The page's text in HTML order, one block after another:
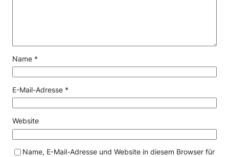
Name *
E-Mail-Adresse *
Website
Name, E-Mail-Adresse und Website in diesem Browser für